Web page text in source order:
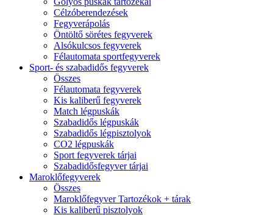
Célzóberendezések
Fegyverápolás
Öntöltő sörétes fegyverek
Alsókulcsos fegyverek
Félautomata sportfegyverek
Sport- és szabadidős fegyverek
Összes
Félautomata fegyverek
Kis kaliberű fegyverek
Match légpuskák
Szabadidős légpuskák
Szabadidős légpisztolyok
CO2 légpuskák
Sport fegyverek tárjai
Szabadidősfegyver tárjai
Maroklőfegyverek
Összes
Maroklőfegyver Tartozékok + tárak
Kis kaliberű pisztolyok